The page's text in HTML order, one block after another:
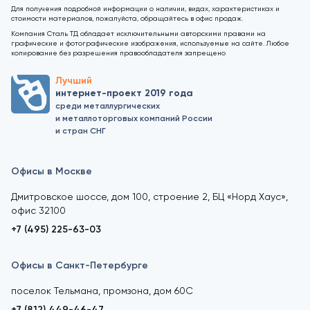
Для получения подробной информации о наличии, видах, характеристиках и
стоимости материалов, пожалуйста, обращайтесь в офис продаж.
Компания Сталь ТД обладает исключительными авторскими правами на
графические и фотографические изображения, используемые на сайте. Любое
копирование без разрешения правообладателя запрещено
Лучший
интернет-проект 2019 года
среди металлургических
и металлоторговых компаний России
и стран СНГ
Офисы в Москве
Дмитровское шоссе, дом 100, строение 2, БЦ «Норд Хаус»,
офис 32100
+7 (495) 225-63-03
Офисы в Санкт-Петербурге
поселок Тельмана, промзона, дом 60С